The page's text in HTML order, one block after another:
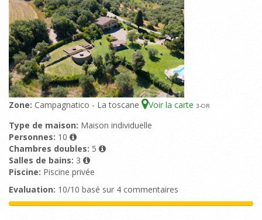
Zone: Campagnatico - La toscane Voir la carte 3-OR
Type de maison: Maison individuelle
Personnes: 10
Chambres doubles: 5
Salles de bains: 3
Piscine: Piscine privée
Evaluation: 10/10 basé sur 4 commentaires